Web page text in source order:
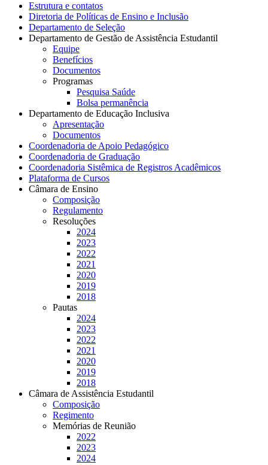
Estrutura e contatos
Diretoria de Políticas de Ensino e Inclusão
Departamento de Seleção
Departamento de Gestão de Assistência Estudantil
Equipe
Benefícios
Documentos
Programas
Pesquisa Saúde
Bolsa permanência
Departamento de Educação Inclusiva
Apresentação
Documentos
Coordenadoria de Apoio Pedagógico
Coordenadoria de Graduação
Coordenadoria Sistêmica de Registros Acadêmicos
Plataforma de Cursos
Câmara de Ensino
Composição
Regulamento
Resoluções
2024
2023
2022
2021
2020
2019
2018
Pautas
2024
2023
2022
2021
2020
2019
2018
Câmara de Assistência Estudantil
Composição
Regimento
Memórias de Reunião
2022
2023
2024